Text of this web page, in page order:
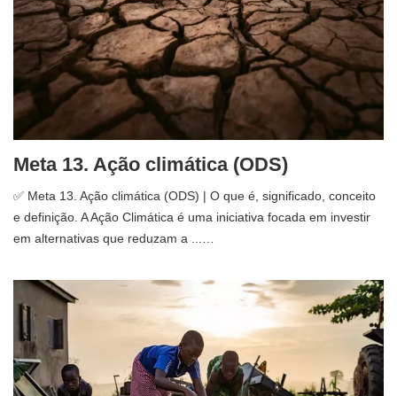
Meta 13. Ação climática (ODS)
✅ Meta 13. Ação climática (ODS) | O que é, significado, conceito
e definição. A Ação Climática é uma iniciativa focada em investir
em alternativas que reduzam a ...…